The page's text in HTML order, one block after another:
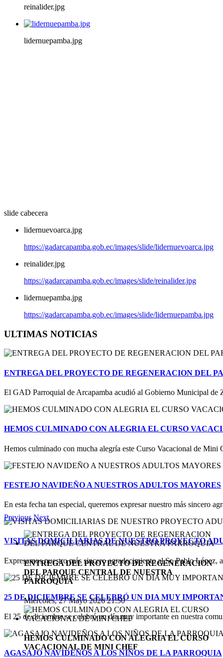
reinalider.jpg
lidernuepamba.jpg
slide cabecera
lidernuevoarca.jpg
https://gadarcapamba.gob.ec/images/slide/lidernuevoarca.jpg
reinalider.jpg
https://gadarcapamba.gob.ec/images/slide/reinalider.jpg
lidernuepamba.jpg
https://gadarcapamba.gob.ec/images/slide/lidernuepamba.jpg
ULTIMAS NOTICIAS
ENTREGA DEL PROYECTO DE REGENERACION DEL
El GAD Parroquial de Arcapamba acudió al Gobierno Municipal de
HEMOS CULMINADO CON ALEGRIA EL CURSO
Hemos culminado con mucha alegría este Curso Vacacional de Mini
FESTEJO NAVIDEÑO A NUESTROS ADULTOS MAYORES
En esta fecha tan especial, queremos expresar nuestro más sincero
VISITAS DOMICILIARIAS DE NUESTRO PROYECTO
Expresamos nuestro más sincero agradecimiento al Sr. Pablo López,
25 DE DICIEMBRE SE CELEBRÓ UN DIA MUY
El 25 de diciembre se celebró un día muy importante en nuestra
AGASAJO NAVIDEÑOS A LOS NIÑOS DE LA PARROQUIA
Previous Next
ENTREGA DEL PROYECTO DE REGENERACION
DEL PARQUE CENTRAL DE NUESTRA
PARROQUIA
Miércoles, 27 Mayo 2026 21:50
HEMOS CULMINADO CON ALEGRIA EL CURSO
VACACIONAL DE MINI CHEF